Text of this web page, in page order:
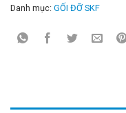
Danh mục: GỐI ĐỠ SKF